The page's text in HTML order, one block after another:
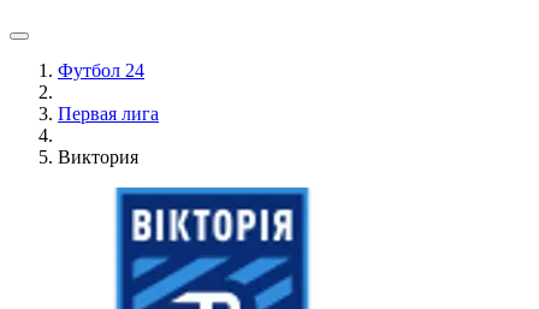
Футбол 24
Первая лига
Виктория